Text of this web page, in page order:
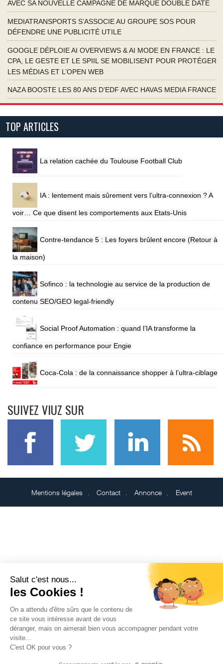
Salut c'est nous...
les Cookies !
On a attendu d'être sûrs que le contenu de
ce site vous intéresse avant de vous
déranger, mais on aimerait bien vous accompagner pendant votre
visite...
C'est OK pour vous ?
AVEC SA NOUVELLE CAMPAGNE DE MARQUE DOUBLE DATE
MEDIATRANSPORTS S’ASSOCIE AU GROUPE SOS POUR
DÉFENDRE UNE PUBLICITÉ UTILE
GOOGLE DÉPLOIE AI OVERVIEWS & AI MODE EN FRANCE : LE
CPA, LE GESTE ET LE SPIIL SE MOBILISENT POUR PROTÉGER
LES MÉDIAS ET L’OPEN WEB
NAZA BOOSTE LES 80 ANS D’EDF AVEC HAVAS MEDIA FRANCE
TOP ARTICLES
La relation cachée du Toulouse Football Club
IA : lentement mais sûrement vers l’ultra-connexion ? A
voir… Ce que disent les comportements aux Etats-Unis
Contre-tendance 5 : Les foyers brûlent encore (Retour à
la maison)
Sofinco : la technologie au service de la production de
contenu SEO/GEO legal-friendly
Social Proof Automation : quand l’IA transforme la
confiance en performance pour Engie
Coca-Cola : de la connaissance shopper à l’ultra-ciblage
SUIVEZ VIUZ SUR
Mentions légales Contact Annonce Event